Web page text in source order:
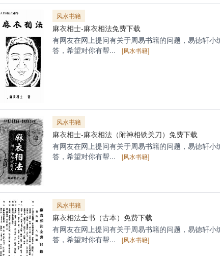
风水书籍
麻衣相士-麻衣相法免费下载
有网友在网上提问有关于周易书籍的问题，易德轩
答，希望对你有帮...
[风水书籍]
风水书籍
麻衣相士-麻衣相法（附神相铁关刀）免费下载
有网友在网上提问有关于周易书籍的问题，易德轩
答，希望对你有帮...
[风水书籍]
风水书籍
麻衣相法全书（古本）免费下载
有网友在网上提问有关于周易书籍的问题，易德轩
答，希望对你有帮...
[风水书籍]